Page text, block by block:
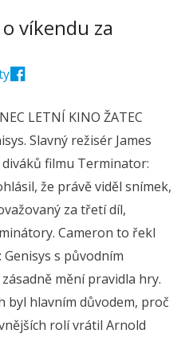
víkendu za
LETNÍ KINO ŽATEC
Slavný režisér James
filmu Terminator:
že právě viděl snímek,
za třetí díl,
Cameron to řekl
s původním
mění pravidla hry.
byl hlavním důvodem, proč
rolí vrátil Arnold